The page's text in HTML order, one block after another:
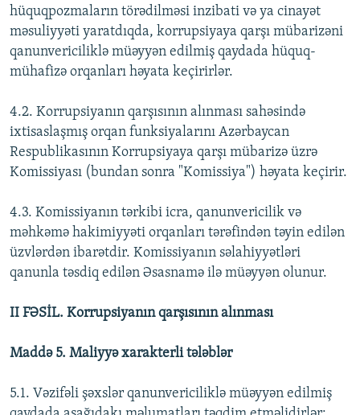
hüquqpozmaların törədilməsi inzibati və ya cinayət
məsuliyyəti yaratdıqda, korrupsiyaya qarşı mübarizəni
qanunvericiliklə müəyyən edilmiş qaydada hüquq-
mühafizə orqanları həyata keçirirlər.
4.2. Korrupsiyanın qarşısının alınması sahəsində
ixtisaslaşmış orqan funksiyalarını Azərbaycan
Respublikasının Korrupsiyaya qarşı mübarizə üzrə
Komissiyası (bundan sonra "Komissiya") həyata keçirir.
4.3. Komissiyanın tərkibi icra, qanunvericilik və
məhkəmə hakimiyyəti orqanları tərəfindən təyin edilən
üzvlərdən ibarətdir. Komissiyanın səlahiyyətləri
qanunla təsdiq edilən Əsasnamə ilə müəyyən olunur.
II FƏSİL. Korrupsiyanın qarşısının alınması
Maddə 5. Maliyyə xarakterli tələblər
5.1. Vəzifəli şəxslər qanunvericiliklə müəyyən edilmiş